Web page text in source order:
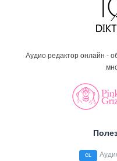
Аудио редактор онлайн -
CL